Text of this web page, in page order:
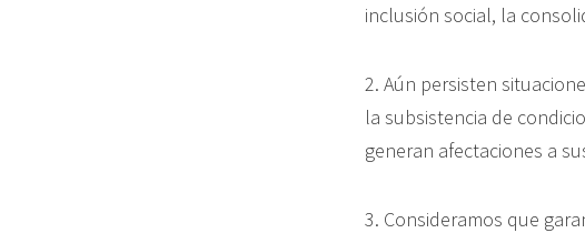
inclusión social, la
2. Aún persisten
la subsistencia de
generan afectaciones a
3. Consideramos que